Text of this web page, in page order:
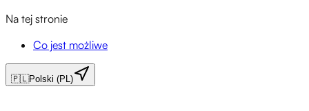
Na tej stronie
Co jest możliwe
🇵🇱Polski (PL)